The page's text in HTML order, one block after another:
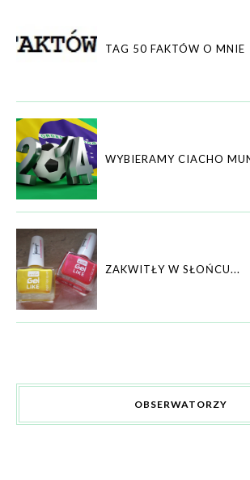
TAG 50 FAKTÓW O MNIE
WYBIERAMY CIACHO
ZAKWITŁY W SŁOŃCU...
OBSERWATORZY